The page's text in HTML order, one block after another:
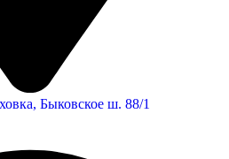
Быковское ш. 88/1